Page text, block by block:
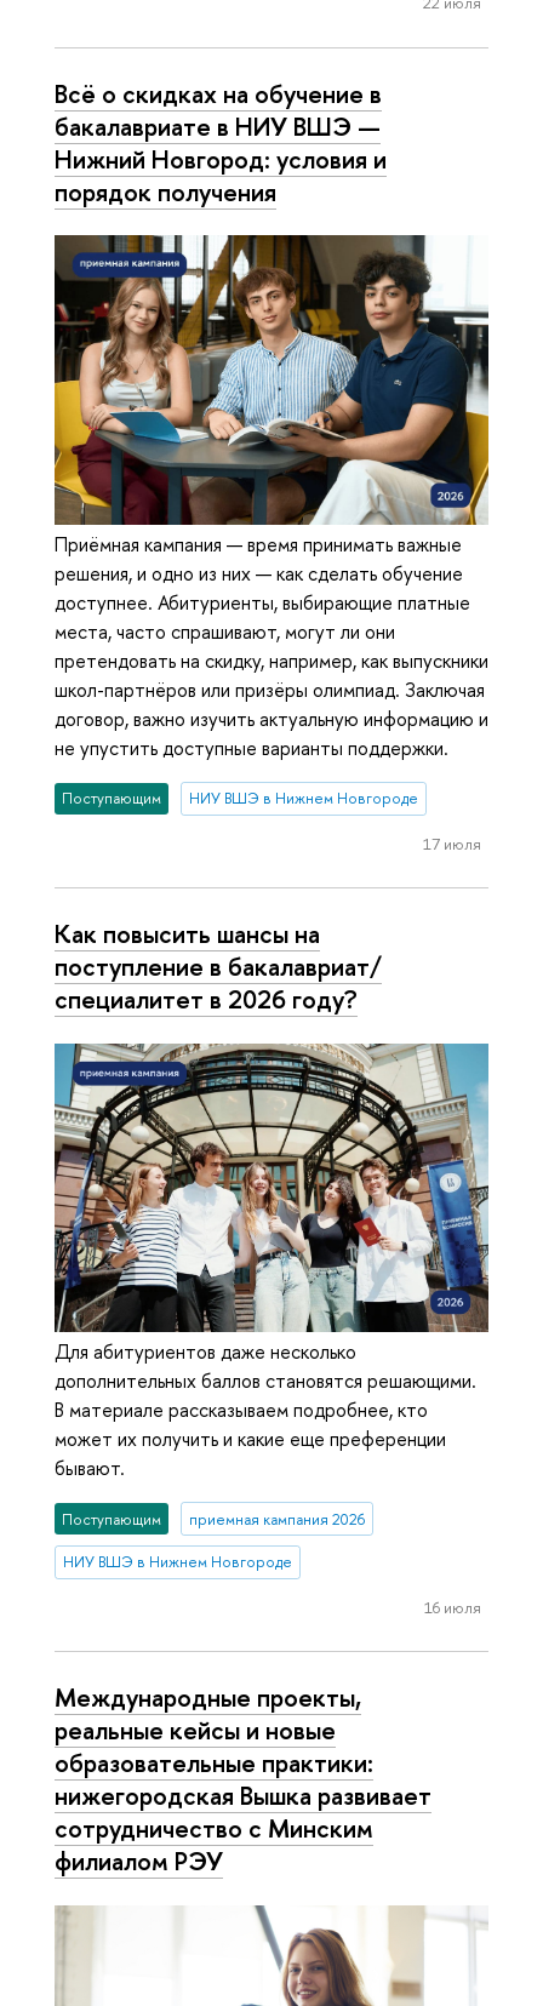
Всё о скидках на обучение в
бакалавриате в НИУ ВШЭ —
Нижний Новгород: условия и
порядок получения
Приёмная кампания — время принимать важные
решения, и одно из них — как сделать обучение
доступнее. Абитуриенты, выбирающие платные
места, часто спрашивают, могут ли они
претендовать на скидку, например, как выпускники
школ-партнёров или призёры олимпиад. Заключая
договор, важно изучить актуальную информацию и
не упустить доступные варианты поддержки.
Поступающим НИУ ВШЭ в Нижнем Новгороде
17 июля
Как повысить шансы на
поступление в бакалавриат/
специалитет в 2026 году?
Для абитуриентов даже несколько
дополнительных баллов становятся решающими.
В материале рассказываем подробнее, кто
может их получить и какие еще преференции
бывают.
Поступающим приемная кампания 2026
НИУ ВШЭ в Нижнем Новгороде
16 июля
Международные проекты,
реальные кейсы и новые
образовательные практики:
нижегородская Вышка развивает
сотрудничество с Минским
филиалом РЭУ